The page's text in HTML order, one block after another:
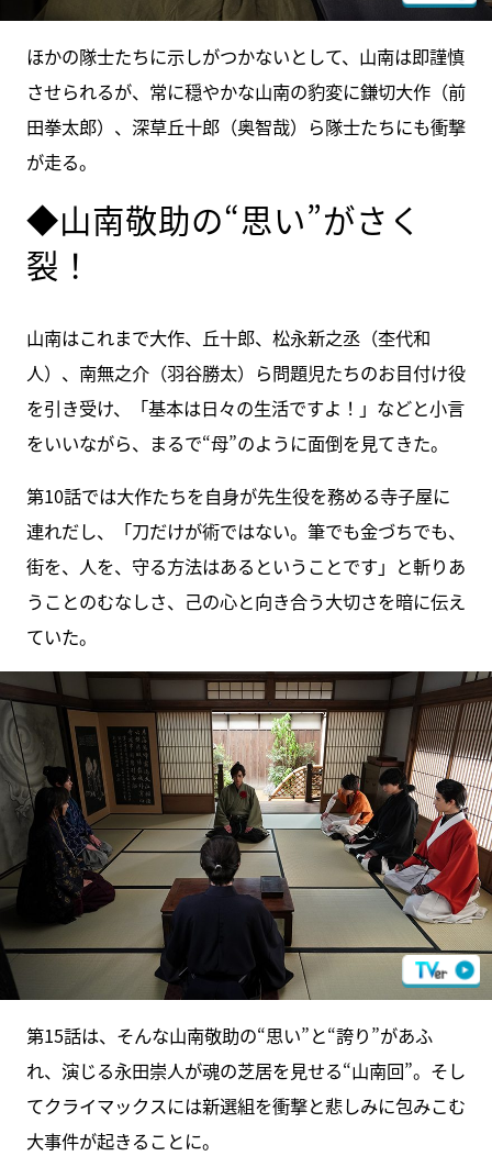
ほかの隊士たちに示しがつかないとして、山南は即謹慎
させられるが、常に穏やかな山南の豹変に鎌切大作（前
田拳太郎）、深草丘十郎（奥智哉）ら隊士たちにも衝撃
が走る。
◆山南敬助の“思い”がさく
裂！
山南はこれまで大作、丘十郎、松永新之丞（杢代和
人）、南無之介（羽谷勝太）ら問題児たちのお目付け役
を引き受け、「基本は日々の生活ですよ！」などと小言
をいいながら、まるで“母”のように面倒を見てきた。
第10話では大作たちを自身が先生役を務める寺子屋に
連れだし、「刀だけが術ではない。筆でも金づちでも、
街を、人を、守る方法はあるということです」と斬りあ
うことのむなしさ、己の心と向き合う大切さを暗に伝え
ていた。
第15話は、そんな山南敬助の“思い”と“誇り”があふ
れ、演じる永田崇人が魂の芝居を見せる“山南回”。そし
てクライマックスには新選組を衝撃と悲しみに包みこむ
大事件が起きることに。